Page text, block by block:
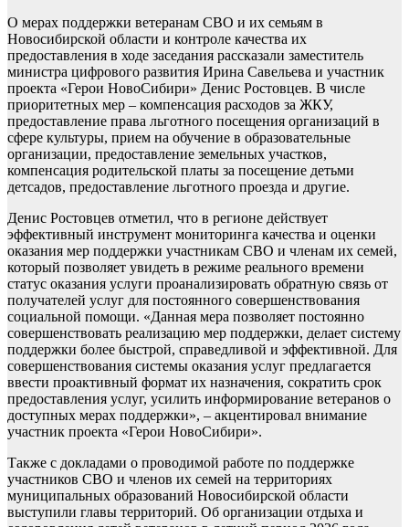
О мерах поддержки ветеранам СВО и их семьям в
Новосибирской области и контроле качества их
предоставления в ходе заседания рассказали заместитель
министра цифрового развития Ирина Савельева и участник
проекта «Герои НовоСибири» Денис Ростовцев. В числе
приоритетных мер – компенсация расходов за ЖКУ,
предоставление права льготного посещения организаций в
сфере культуры, прием на обучение в образовательные
организации, предоставление земельных участков,
компенсация родительской платы за посещение детьми
детсадов, предоставление льготного проезда и другие.
Денис Ростовцев отметил, что в регионе действует
эффективный инструмент мониторинга качества и оценки
оказания мер поддержки участникам СВО и членам их семей,
который позволяет увидеть в режиме реального времени
статус оказания услуги проанализировать обратную связь от
получателей услуг для постоянного совершенствования
социальной помощи. «Данная мера позволяет постоянно
совершенствовать реализацию мер поддержки, делает систему
поддержки более быстрой, справедливой и эффективной. Для
совершенствования системы оказания услуг предлагается
ввести проактивный формат их назначения, сократить срок
предоставления услуг, усилить информирование ветеранов о
доступных мерах поддержки», – акцентировал внимание
участник проекта «Герои НовоСибири».
Также с докладами о проводимой работе по поддержке
участников СВО и членов их семей на территориях
муниципальных образований Новосибирской области
выступили главы территорий. Об организации отдыха и